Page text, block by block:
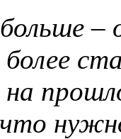
–
более